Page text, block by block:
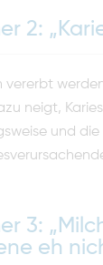
2:
vererbt
neigt,
und
3:
eh